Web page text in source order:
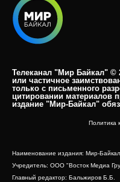
Телеканал "Мир Байкал"
или частичное
только с письменного
цитировании материалов
издание "Мир-Байкал"
Политика
Наименование издания: Мир-Байкал
Учредитель: ООО "Восток Медиа
Главный редактор: Бальжиров Б.Б.